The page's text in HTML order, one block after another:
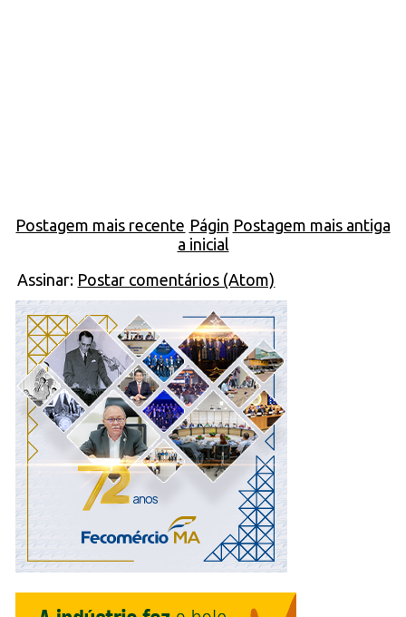
Postagem mais recente Postagem mais antiga
Págin
a inicial
Assinar: Postar comentários (Atom)